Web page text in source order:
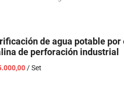
de agua potable
de perforación industrial
/ Set